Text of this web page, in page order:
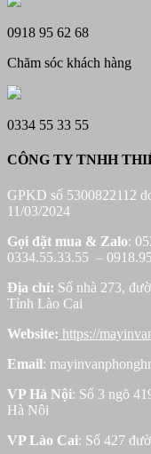
0918 95 62 68
Chăm sóc khách hàng
0334 55 33 55
CÔNG TY TNHH
GPKD số 5300822112
11/03/2024
Gọi đặt mua & Zalo:
0334.55.33.55 –
Địa chỉ: Số nhà 273,
Tỉnh Lào Cai
Website: https://
Email:
VP Hà Nội: Số 3 ngõ
Hà Nôi
VP Lào Cai: Số 427